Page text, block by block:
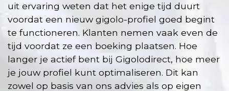
uit ervaring weten dat het enige tijd duurt
voordat een nieuw gigolo-profiel goed begint
te functioneren. Klanten nemen vaak even de
tijd voordat ze een boeking plaatsen. Hoe
langer je actief bent bij Gigolodirect, hoe meer
je jouw profiel kunt optimaliseren. Dit kan
zowel op basis van ons advies als op eigen